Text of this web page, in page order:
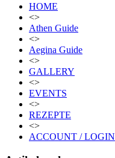
HOME
<>
Athen Guide
<>
Aegina Guide
<>
GALLERY
<>
EVENTS
<>
REZEPTE
<>
ACCOUNT / LOGIN